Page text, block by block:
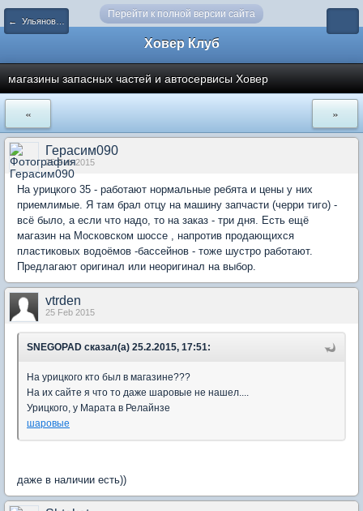
Перейти к полной версии сайта
← Ульяновск и Ульяновская область
Ховер Клуб
магазины запасных частей и автосервисы Ховер
« »
Герасим090
25 Feb 2015
На урицкого 35 - работают нормальные ребята и цены у них
приемлимые. Я там брал отцу на машину запчасти (черри тиго) -
всё было, а если что надо, то на заказ - три дня. Есть ещё
магазин на Московском шоссе , напротив продающихся
пластиковых водоёмов -бассейнов - тоже шустро работают.
Предлагают оригинал или неоригинал на выбор.
vtrden
25 Feb 2015
SNEGOPAD сказал(а) 25.2.2015, 17:51:
На урицкого кто был в магазине???
На их сайте я что то даже шаровые не нашел....
Урицкого, у Марата в Релайнзе
шаровые
даже в наличии есть))